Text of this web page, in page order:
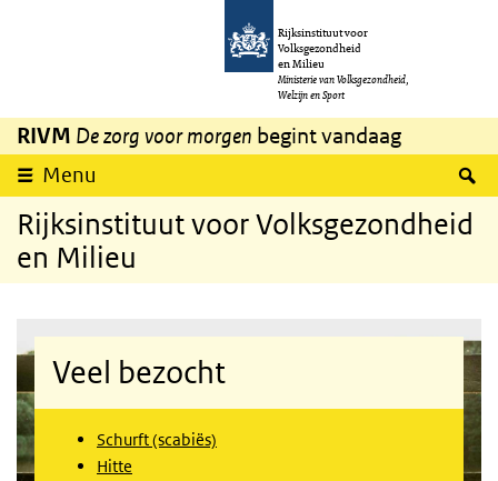
Overslaan en naar de inhoud gaan
Rijksinstituut voor
Volksgezondheid
en Milieu
Ministerie van Volksgezondheid,
Welzijn en Sport
RIVM De zorg voor morgen begint vandaag
Menu
Rijksinstituut voor Volksgezondheid
en Milieu
Veel bezocht
Schurft (scabiës)
Hitte